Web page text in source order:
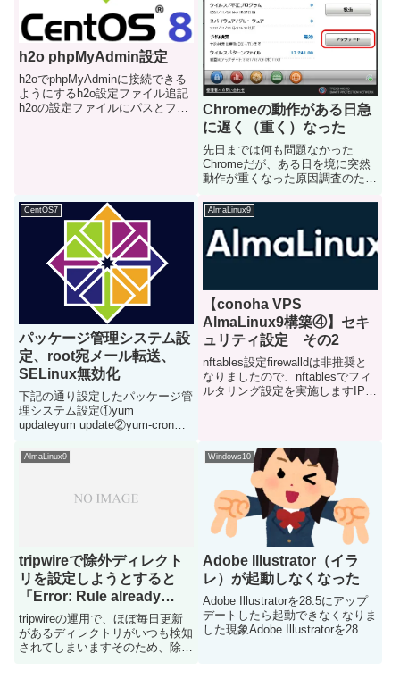
h2o phpMyAdmin設定
h2oでphpMyAdminに接続できる
ようにするh2o設定ファイル追記
h2oの設定ファイルにパスとファ
Chromeの動作がある日急
に遅く（重く）なった
先日までは何も問題なかった
Chromeだが、ある日を境に突然
動作が重くなった原因調査のため
内のファイルサーバー⇒問題な
し・社内webサーバー⇒SSHや
pingでの接続は問題ないが、ブラ
ウザアクセスした時のみ異様...
CentOS7
パッケージ管理システム設
定、root宛メール転送、
SELinux無効化
下記の通り設定したパッケージ管
理システム設定①yum
updateyum update②yum-cronイ
yum-croncp /etc/yum/yum-
cron.conf{,.org}vi /etc...
AlmaLinux9
【conoha VPS
AlmaLinux9構築④】セキ
ュリティ設定 その2
nftables設定firewalldは非推奨と
なりましたので、nftablesでフィ
ルタリング設定を実施しますIPア
のです①admin管理用端...
AlmaLinux9
tripwireで除外ディレクト
リを設定しようとすると
「Error: Rule already
defined as a start or stop
point of another rule.」と
出る
tripwireの運用で、ほぼ毎日更新
があるディレクトリがいつも検知
されてしまいますそのため、除外
Windows10
Adobe Illustrator（イラ
レ）が起動しなくなった
Adobe Illustratorを28.5にアップ
デートしたら起動できなくなりま
した現象Adobe Illustratorを28.5